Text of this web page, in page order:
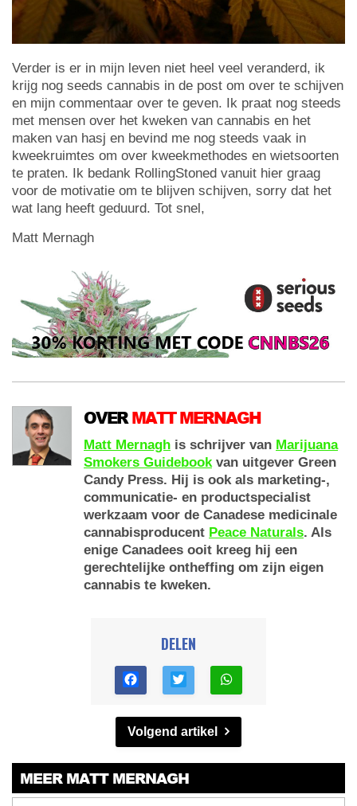
Verder is er in mijn leven niet heel veel veranderd, ik
krijg nog seeds cannabis in de post om over te schijven
en mijn commentaar over te geven. Ik praat nog steeds
met mensen over het kweken van cannabis en het
maken van hasj en bevind me nog steeds vaak in
kweekruimtes om over kweekmethodes en wietsoorten
te praten. Ik bedank RollingStoned vanuit hier graag
voor de motivatie om te blijven schijven, sorry dat het
wat lang heeft geduurd. Tot snel,
Matt Mernagh
OVERMATT MERNAGH
Matt Mernagh is schrijver van Marijuana
Smokers Guidebookvan uitgever Green
Candy Press. Hij is ook als marketing-,
communicatie- en productspecialist
werkzaam voor de Canadese medicinale
cannabisproducent Peace Naturals. Als
enige Canadees ooit kreeg hij een
gerechtelijke ontheffing om zijn eigen
cannabis te kweken.
DELEN
Volgend artikel
MEER MATT MERNAGH